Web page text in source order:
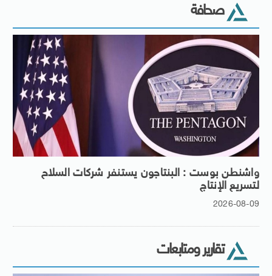
صحافة
واشنطن بوست : البنتاجون يستنفر شركات السلاح
لتسريع الإنتاج
2026-08-09
تقارير ومتابعات